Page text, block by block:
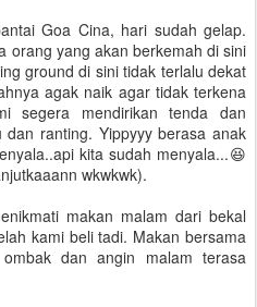
Goa Cina, hari sudah gelap.
orang yang akan berkemah di sini
ground di sini tidak terlalu dekat
agak naik agar tidak terkena
segera mendirikan tenda dan
ranting. Yippyyy berasa anak
kita sudah menyala...😆
wkwkwk).
makan malam dari bekal
kami beli tadi. Makan bersama
dan angin malam terasa